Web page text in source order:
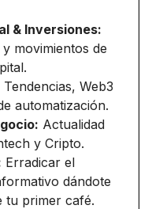
& Inversiones:
movimientos de
Tendencias, Web3
automatización.
Actualidad
y Cripto.
Erradicar el
dándote
tu primer café.